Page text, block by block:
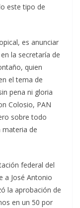
este tipo de
es anunciar
la secretaría de
quien
el tema de
pena ni gloria
Colosio, PAN
sobre todo
materia de
federal del
a José Antonio
la aprobación de
en un 50 por